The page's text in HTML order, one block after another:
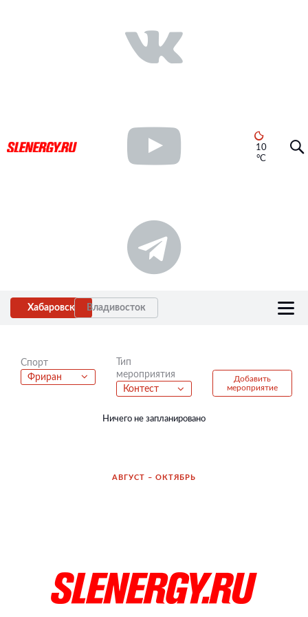
10
°C
Хабаровск Владивосток
Спорт
Фриран
Тип
мероприятия
Контест
Добавить
мероприятие
Ничего не запланировано
АВГУСТ – ОКТЯБРЬ